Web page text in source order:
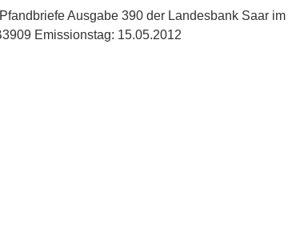
Ausgabe 390 der Landesbank Saar im
Emissionstag: 15.05.2012